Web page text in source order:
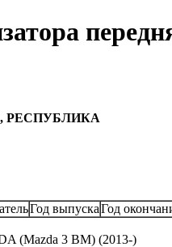
РЕСПУБЛИКА
Год выпускаГод
(Mazda 3 BM) (2013-)